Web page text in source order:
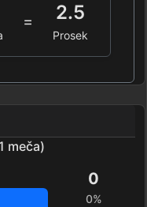
= 2.5
Prosek
meča)
0
0%